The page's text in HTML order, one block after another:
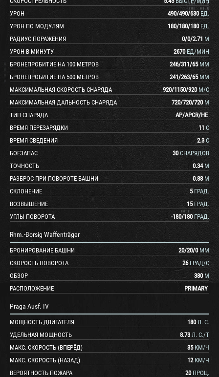
УРОН
490/490/630 ЕД.
УРОН ПО МОДУЛЯМ
180/180/180 ЕД.
РАДИУС ПОРАЖЕНИЯ
0/0/2.71 М
УРОН В МИНУТУ
2670 ЕД/МИН
БРОНЕПРОБИТИЕ НА 100 МЕТРОВ
246/311/65 ММ
БРОНЕПРОБИТИЕ НА 500 МЕТРОВ
241/263/65 ММ
МАКСИМАЛЬНАЯ СКОРОСТЬ СНАРЯДА
920/1150/920 М/С
МАКСИМАЛЬНАЯ ДАЛЬНОСТЬ СНАРЯДА
720/720/720 М
ТИП СНАРЯДА
AP/APCR/HE
ВРЕМЯ ПЕРЕЗАРЯДКИ
11 С
ВРЕМЯ СВЕДЕНИЯ
2.3 С
БОЕЗАПАС
30 СНАРЯДОВ
ТОЧНОСТЬ
0.34 М
РАЗБРОС ПРИ ПОВОРОТЕ БАШНИ
0.88 М
СКЛОНЕНИЕ
5 ГРАД.
ВОЗВЫШЕНИЕ
15 ГРАД.
УГЛЫ ПОВОРОТА
-180/180 ГРАД.
Rhm.-Borsig Waffenträger
БРОНИРОВАНИЕ БАШНИ 20/20/0 ММ
СКОРОСТЬ ПОВОРОТА
26 ГРАД/С
ОБЗОР
380 М
РАСПОЛОЖЕНИЕ
PRIMARY
Praga Ausf. IV
МОЩНОСТЬ ДВИГАТЕЛЯ 180 Л. С.
УДЕЛЬНАЯ МОЩНОСТЬ
8.73 Л. С./Т
МАКС. СКОРОСТЬ (ВПЕРЁД)
35 КМ/Ч
МАКС. СКОРОСТЬ (НАЗАД)
12 КМ/Ч
ВЕРОЯТНОСТЬ ПОЖАРА
20 ПРОЦ.